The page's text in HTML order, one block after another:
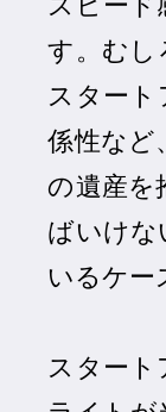
す。むし
スタート
係性など
の遺産を
ばいけな
いるケー
スタート